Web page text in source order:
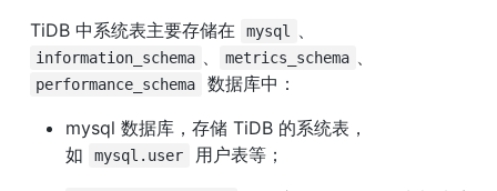
TiDB 中系统表主要存储在 mysql 、
information_schema 、 metrics_schema 、
performance_schema
数据库中：
mysql 数据库，存储 TiDB 的系统表，
如
mysql.user
用户表等；